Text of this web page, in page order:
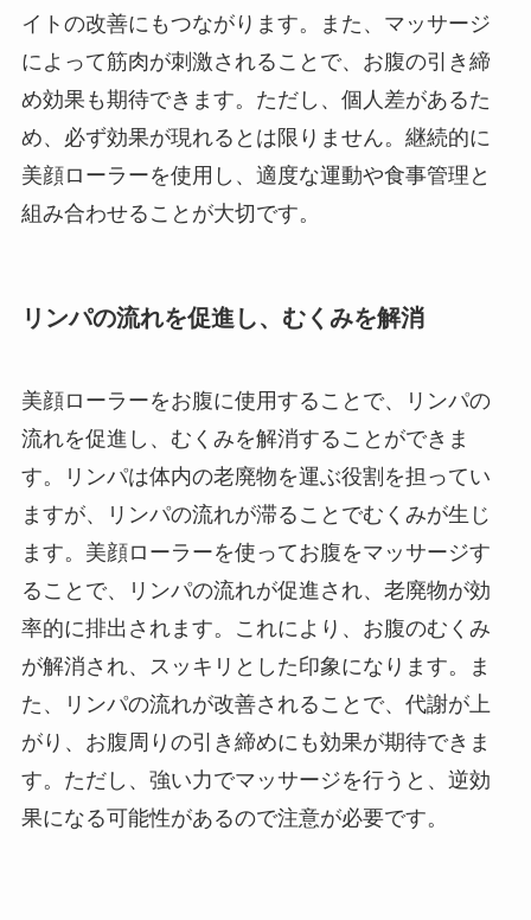
イトの改善にもつながります。また、マッサージ
によって筋肉が刺激されることで、お腹の引き締
め効果も期待できます。ただし、個人差があるた
め、必ず効果が現れるとは限りません。継続的に
美顔ローラーを使用し、適度な運動や食事管理と
組み合わせることが大切です。
リンパの流れを促進し、むくみを解消
美顔ローラーをお腹に使用することで、リンパの
流れを促進し、むくみを解消することができま
す。リンパは体内の老廃物を運ぶ役割を担ってい
ますが、リンパの流れが滞ることでむくみが生じ
ます。美顔ローラーを使ってお腹をマッサージす
ることで、リンパの流れが促進され、老廃物が効
率的に排出されます。これにより、お腹のむくみ
が解消され、スッキリとした印象になります。ま
た、リンパの流れが改善されることで、代謝が上
がり、お腹周りの引き締めにも効果が期待できま
す。ただし、強い力でマッサージを行うと、逆効
果になる可能性があるので注意が必要です。